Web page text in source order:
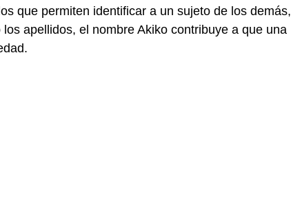
que permiten identificar a un sujeto de los demás,
apellidos, el nombre Akiko contribuye a que una